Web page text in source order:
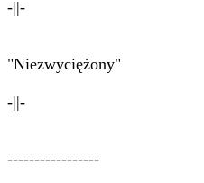
-||-
"Niezwyciężony"
-||-
-----------------